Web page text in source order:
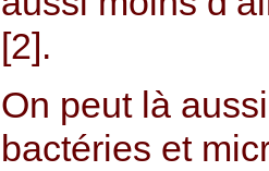
[2].
On peut là
bactéries et